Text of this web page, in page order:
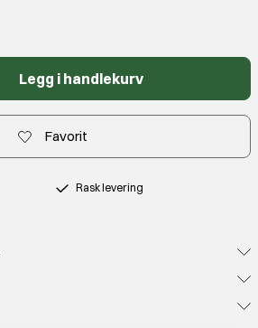
Legg i handlekurv
Favorit
Rask levering